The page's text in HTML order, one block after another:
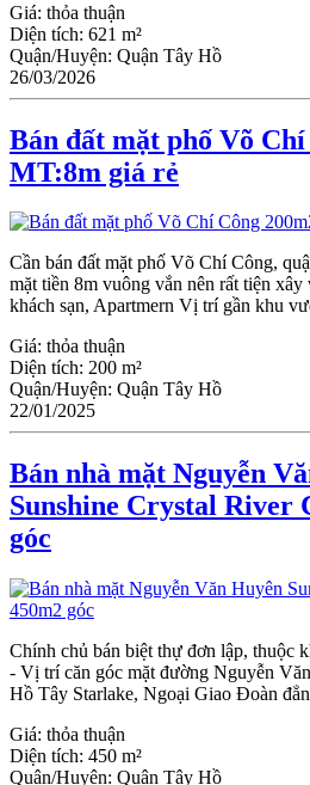
Giá: thỏa thuận
Diện tích: 621 m²
Quận/Huyện: Quận Tây Hồ
26/03/2026
Bán đất mặt phố Võ Chí
MT:8m giá rẻ
Cần bán đất mặt phố Võ Chí Công,
mặt tiền 8m vuông vắn nên rất tiện xây
khách sạn, Apartmern Vị trí gần khu
Giá: thỏa thuận
Diện tích: 200 m²
Quận/Huyện: Quận Tây Hồ
22/01/2025
Bán nhà mặt Nguyễn
Sunshine Crystal River
góc
Chính chủ bán biệt thự đơn lập, thuộc
- Vị trí căn góc mặt đường Nguyễn
Hồ Tây Starlake, Ngoại Giao Đoàn
Giá: thỏa thuận
Diện tích: 450 m²
Quận/Huyện: Quận Tây Hồ